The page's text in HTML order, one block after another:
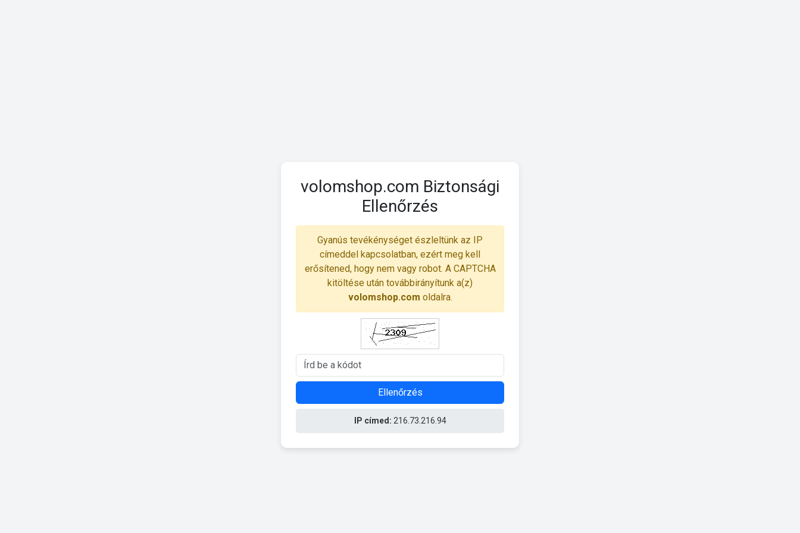
volomshop.com Biztonsági
Ellenőrzés
Gyanús tevékénységet észleltünk az IP
címeddel kapcsolatban, ezért meg kell
erősítened, hogy nem vagy robot. A CAPTCHA
kitöltése után továbbirányítunk a(z)
volomshop.com oldalra.
Ellenőrzés
IP címed: 216.73.216.94